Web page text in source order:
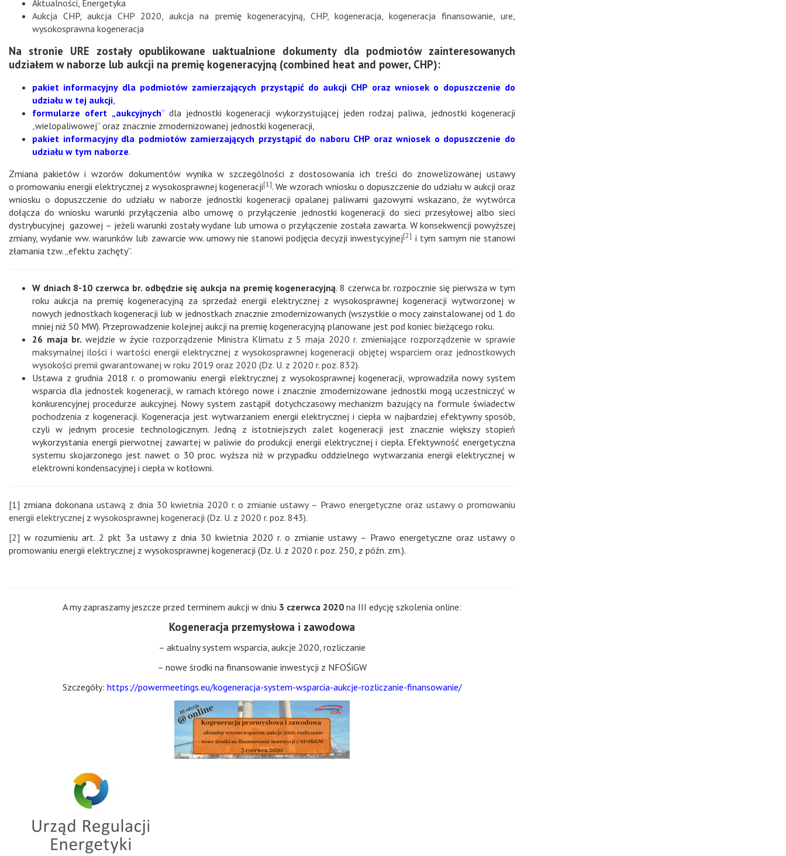
Aktualności, Energetyka
Aukcja CHP,aukcja CHP 2020,aukcja na premię kogeneracyjną, CHP, kogeneracja, kogeneracja finansowanie,ure,
wysokosprawna kogeneracja
Na stronie URE zostały opublikowane uaktualnione dokumenty dla podmiotów zainteresowanych
udziałem w naborze lub aukcji na premię kogeneracyjną (combined heat and power, CHP):
pakiet informacyjny dla podmiotów zamierzających przystąpić do aukcji CHP oraz wniosek o dopuszczenie do
udziału w tej aukcji,
formularze ofert „aukcyjnych”dla jednostki kogeneracji wykorzystującej jeden rodzaj paliwa, jednostki kogeneracji
„wielopaliwowej” oraz znacznie zmodernizowanej jednostki kogeneracji,
pakiet informacyjny dla podmiotów zamierzających przystąpić do naboru CHP oraz wniosek o dopuszczenie do
udziału w tym naborze.
Zmiana pakietów i wzorów dokumentów wynika w szczególności z dostosowania ich treści do znowelizowanej ustawy
o promowaniu energii elektrycznej z wysokosprawnej kogeneracji[1]. We wzorach wniosku o dopuszczenie do udziału w aukcji oraz
wniosku o dopuszczenie do udziału w naborze jednostki kogeneracji opalanej paliwami gazowymi wskazano, że wytwórca
dołącza do wniosku warunki przyłączenia albo umowę o przyłączenie jednostki kogeneracji do sieci przesyłowej albo sieci
dystrybucyjnej gazowej – jeżeli warunki zostały wydane lub umowa o przyłączenie została zawarta. W konsekwencji powyższej
zmiany, wydanie ww. warunków lub zawarcie ww. umowy nie stanowi podjęcia decyzji inwestycyjnej[2] i tym samym nie stanowi
złamania tzw. „efektu zachęty”.
W dniach 8-10 czerwca br. odbędzie się aukcja na premię kogeneracyjną. 8 czerwca br. rozpocznie się pierwsza w tym
roku aukcja na premię kogeneracyjną za sprzedaż energii elektrycznej z wysokosprawnej kogeneracji wytworzonej w
nowych jednostkach kogeneracji lub w jednostkach znacznie zmodernizowanych (wszystkie o mocy zainstalowanej od 1 do
mniej niż 50 MW). Przeprowadzenie kolejnej aukcji na premię kogeneracyjną planowane jest pod koniec bieżącego roku.
26 maja br. wejdzie w życie rozporządzenie Ministra Klimatu z 5 maja 2020 r. zmieniające rozporządzenie w sprawie
maksymalnej ilości i wartości energii elektrycznej z wysokosprawnej kogeneracji objętej wsparciem oraz jednostkowych
wysokości premii gwarantowanej w roku 2019 oraz 2020 (Dz. U. z 2020 r. poz. 832).
Ustawa z grudnia 2018 r. o promowaniu energii elektrycznej z wysokosprawnej kogeneracji, wprowadziła nowy system
wsparcia dla jednostek kogeneracji, w ramach którego nowe i znacznie zmodernizowane jednostki mogą uczestniczyć w
konkurencyjnej procedurze aukcyjnej. Nowy system zastąpił dotychczasowy mechanizm bazujący na formule świadectw
pochodzenia z kogeneracji. Kogeneracja jest wytwarzaniem energii elektrycznej i ciepła w najbardziej efektywny sposób,
czyli w jednym procesie technologicznym. Jedną z istotniejszych zalet kogeneracji jest znacznie większy stopień
wykorzystania energii pierwotnej zawartej w paliwie do produkcji energii elektrycznej i ciepła. Efektywność energetyczna
systemu skojarzonego jest nawet o 30 proc. wyższa niż w przypadku oddzielnego wytwarzania energii elektrycznej w
elektrowni kondensacyjnej i ciepła w kotłowni.
[1] zmiana dokonana ustawą z dnia 30 kwietnia 2020 r. o zmianie ustawy – Prawo energetyczne oraz ustawy o promowaniu
energii elektrycznej z wysokosprawnej kogeneracji (Dz. U. z 2020 r. poz. 843).
[2] w rozumieniu art. 2 pkt 3a ustawy z dnia 30 kwietnia 2020 r. o zmianie ustawy – Prawo energetyczne oraz ustawy o
promowaniu energii elektrycznej z wysokosprawnej kogeneracji (Dz. U. z 2020 r. poz. 250, z późn. zm.).
A my zapraszamy jeszcze przed terminem aukcji w dniu 3 czerwca 2020 na III edycję szkolenia online:
Kogeneracja przemysłowa i zawodowa
– aktualny system wsparcia, aukcje 2020, rozliczanie
– nowe środki na finansowanie inwestycji z NFOŚiGW
Szczegóły: https://powermeetings.eu/kogeneracja-system-wsparcia-aukcje-rozliczanie-finansowanie/